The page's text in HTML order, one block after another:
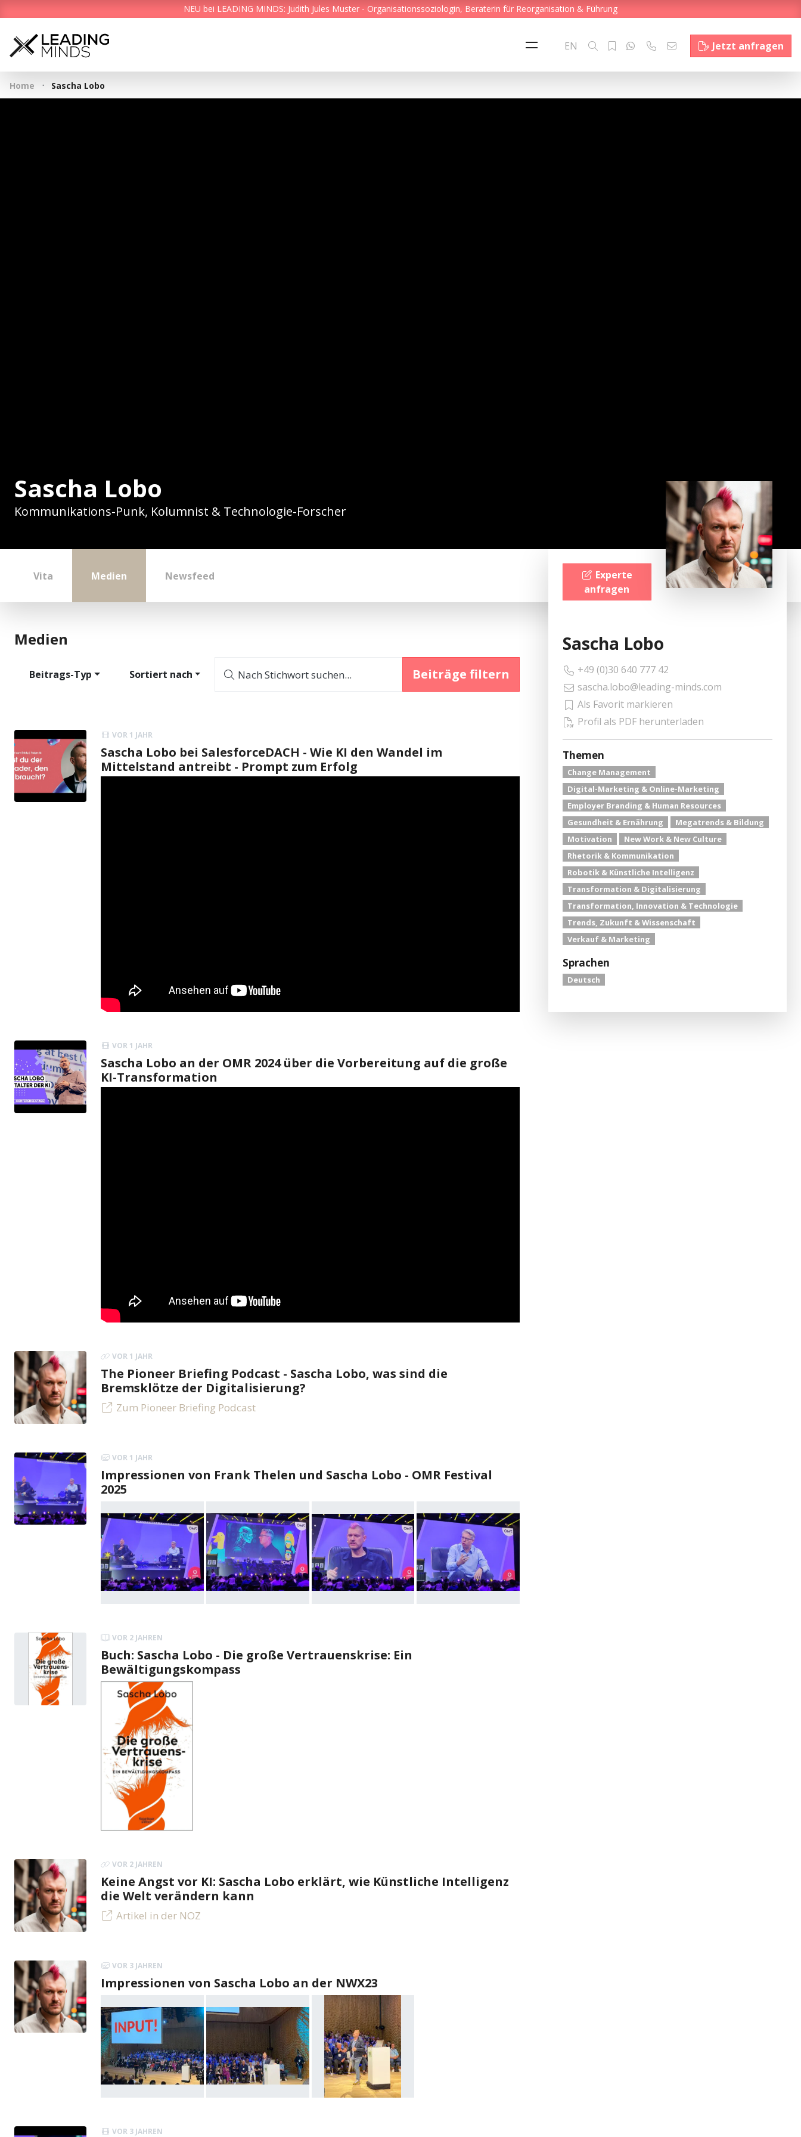
NEU bei LEADING MINDS: Judith Jules Muster - Organisationssoziologin, Beraterin für Reorganisation & Führung
EN Jetzt anfragen
Reading Minds
Home · Sascha Lobo
Sascha Lobo
Kommunikations-Punk, Kolumnist & Technologie-Forscher
Vita Medien Newsfeed
Experte
anfragen
Sascha Lobo
+49 (0)30 640 777 42
sascha.lobo@leading-minds.com
Als Favorit markieren
Profil als PDF herunterladen
Themen
Change Management
Digital-Marketing & Online-Marketing
Employer Branding & Human Resources
Gesundheit & Ernährung
Megatrends & Bildung
Motivation
New Work & New Culture
Rhetorik & Kommunikation
Robotik & Künstliche Intelligenz
Transformation & Digitalisierung
Transformation, Innovation & Technologie
Trends, Zukunft & Wissenschaft
Verkauf & Marketing
Sprachen
Deutsch
Medien
Beitrags-Typ Sortiert nach Nach Stichwort suchen... Beiträge filtern
VOR 1 JAHR
Sascha Lobo bei SalesforceDACH - Wie KI den Wandel im
Mittelstand antreibt - Prompt zum Erfolg
VOR 1 JAHR
Sascha Lobo an der OMR 2024 über die Vorbereitung auf die große
KI-Transformation
VOR 1 JAHR
The Pioneer Briefing Podcast - Sascha Lobo, was sind die
Bremsklötze der Digitalisierung?
Zum Pioneer Briefing Podcast
VOR 1 JAHR
Impressionen von Frank Thelen und Sascha Lobo - OMR Festival
2025
VOR 2 JAHREN
Buch: Sascha Lobo - Die große Vertrauenskrise: Ein
Bewältigungskompass
VOR 2 JAHREN
Keine Angst vor KI: Sascha Lobo erklärt, wie Künstliche Intelligenz
die Welt verändern kann
Artikel in der NOZ
VOR 3 JAHREN
Impressionen von Sascha Lobo an der NWX23
VOR 3 JAHREN